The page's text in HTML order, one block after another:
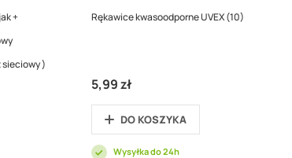
+
sieciowy )
Rękawice kwasoodporne UVEX (10)
5,99 zł
DO KOSZYKA
Wysyłka do 24h